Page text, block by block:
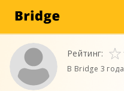
Рейтинг:
В Bridge 3 года